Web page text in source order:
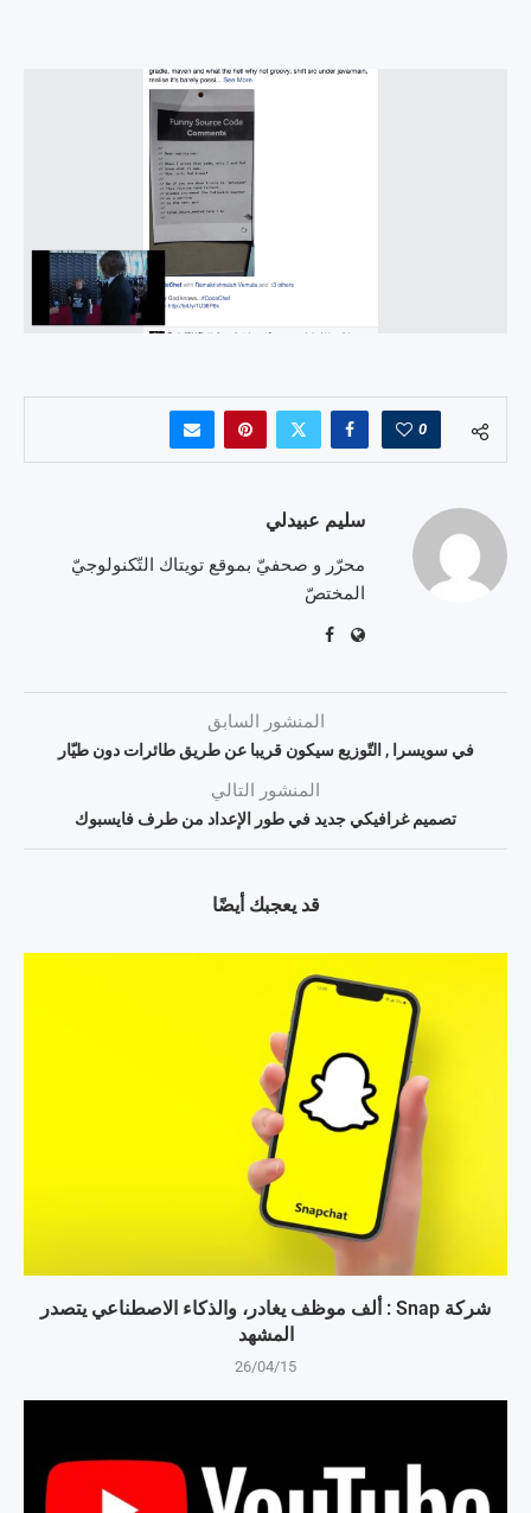
0
سليم عبيدلي
محرّر و صحفيّ بموقع تويتاك التّكنولوجيّ
المختصّ
المنشور السابق
في سويسرا , التّوزيع سيكون قريبا عن طريق طائرات دون طيّار
المنشور التالي
تصميم غرافيكي جديد في طور الإعداد من طرف فايسبوك
قد يعجبك أيضًا
شركة Snap : ألف موظف يغادر، والذكاء الاصطناعي يتصدر
المشهد
26/04/15